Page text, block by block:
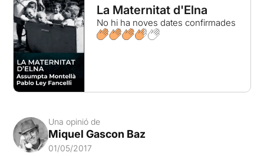
La Maternitat d'Elna
No hi ha noves dates confirmades
Una opinió de
Miquel Gascon Baz
01/05/2017